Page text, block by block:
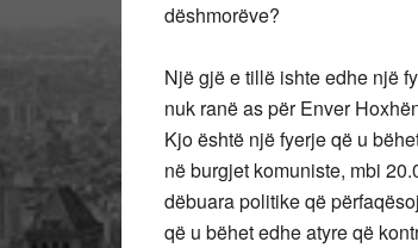
dëshmorëve?
Një gjë e tillë ishte edhe një
nuk ranë as për Enver
Kjo është një fyerje që u
në burgjet komuniste, mbi
dëbuara politike që
që u bëhet edhe atyre që